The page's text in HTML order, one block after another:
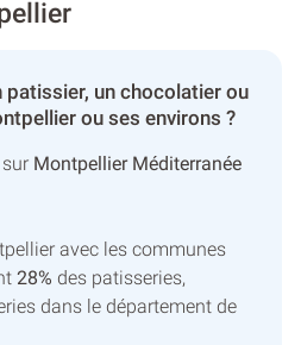
patissier, un chocolatier ou
ou ses environs ?
sur Montpellier Méditerranée
avec les communes
28% des patisseries,
dans le département de